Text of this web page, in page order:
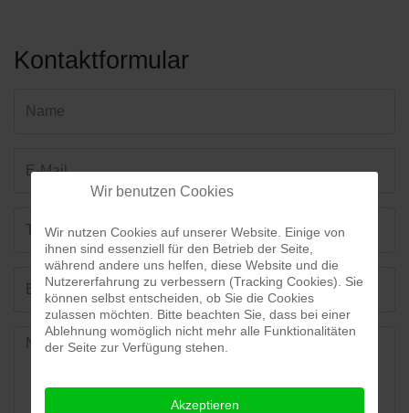
Kontaktformular
Wir benutzen Cookies
Wir nutzen Cookies auf unserer Website. Einige von
ihnen sind essenziell für den Betrieb der Seite,
während andere uns helfen, diese Website und die
Nutzererfahrung zu verbessern (Tracking Cookies). Sie
können selbst entscheiden, ob Sie die Cookies
zulassen möchten. Bitte beachten Sie, dass bei einer
Ablehnung womöglich nicht mehr alle Funktionalitäten
der Seite zur Verfügung stehen.
Akzeptieren